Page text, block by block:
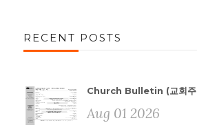
RECENT POSTS
Church Bulletin (교회
Aug 01 2026